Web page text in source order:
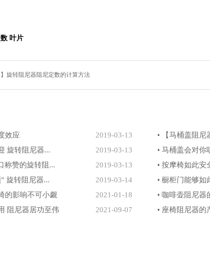
叶片
】旋转阻尼器阻尼定数的计算方法
2019-03-13
效应
• 【马桶盖阻尼
2019-03-13
旋转阻尼器...
• 马桶盖会对你
2019-03-13
称赞的旋转阻...
• 按摩椅如此安
2019-03-14
旋转阻尼器...
• 橱柜门能够如
2021-01-18
的影响不可小觑
• 咖啡壶阻尼
2021-09-07
阻尼器居功至伟 • 座椅阻尼器的